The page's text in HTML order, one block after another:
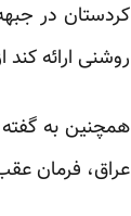
کردستان در
روشنی ارائه کند
همچنین به
عراق، فرمان